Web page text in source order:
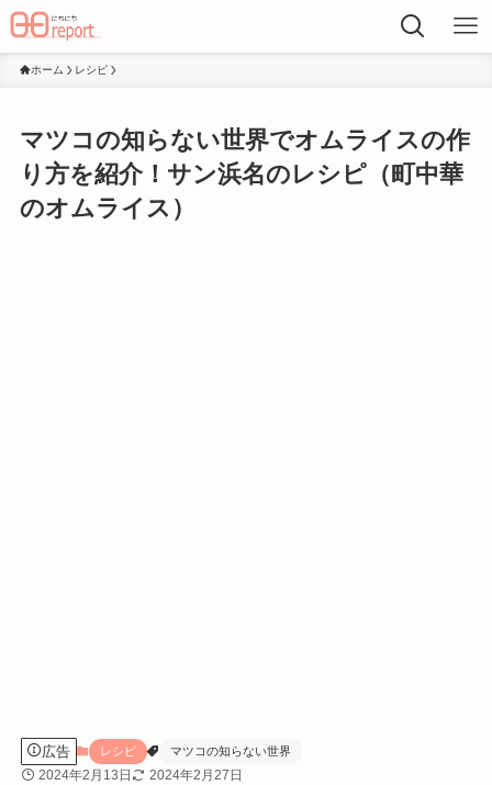
ホーム レシピ
マツコの知らない世界でオムライスの作
り方を紹介！サン浜名のレシピ（町中華
のオムライス）
広告 レシピ マツコの知らない世界
2024年2月13日 2024年2月27日